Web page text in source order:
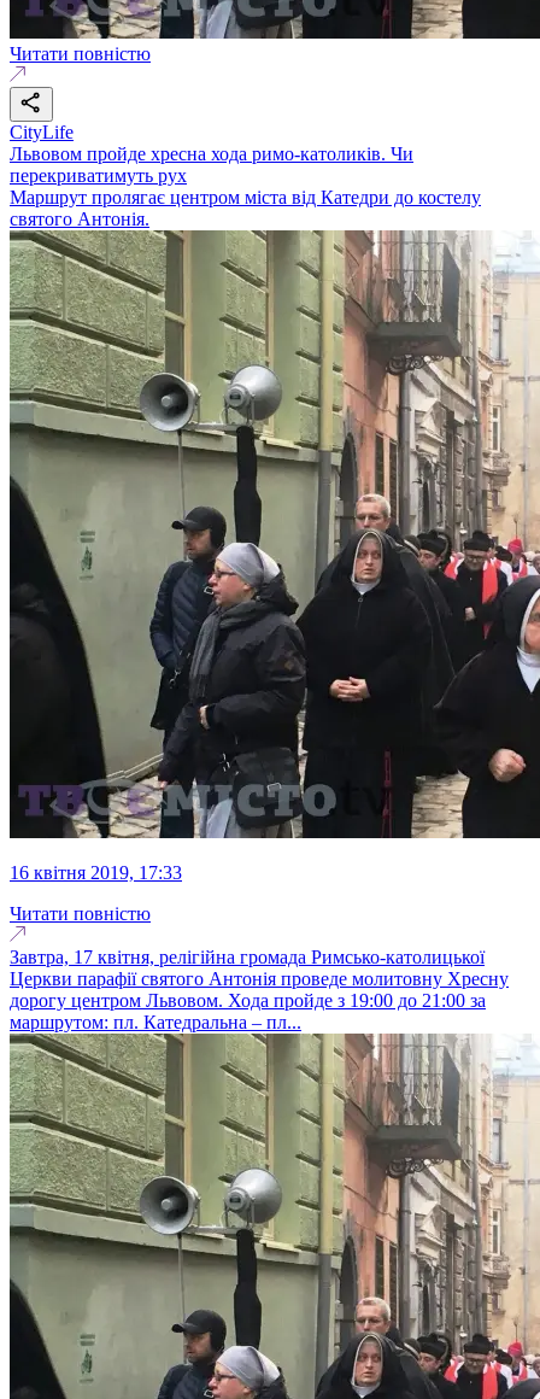
Читати повністю
CityLife
Львовом пройде хресна хода римо-католиків. Чи
перекриватимуть рух
Маршрут пролягає центром міста від Катедри до костелу
святого Антонія.
16 квітня 2019, 17:33
Читати повністю
Завтра, 17 квітня, релігійна громада Римсько-католицької
Церкви парафії святого Антонія проведе молитовну Хресну
дорогу центром Львовом. Хода пройде з 19:00 до 21:00 за
маршрутом: пл. Катедральна – пл...